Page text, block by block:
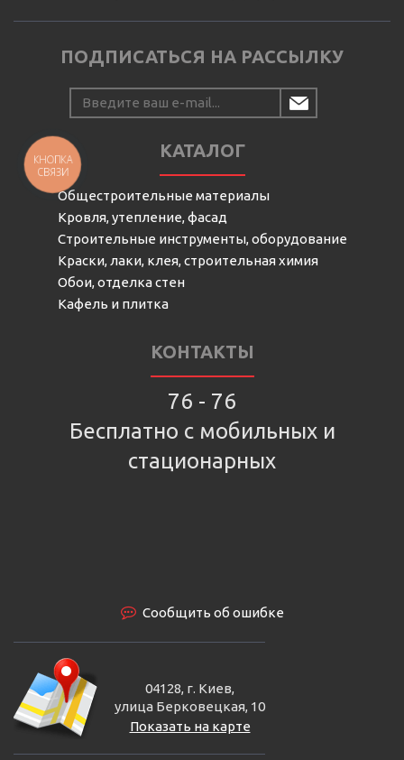
ПОДПИСАТЬСЯ НА РАССЫЛКУ
КАТАЛОГ
Общестроительные материалы
Кровля, утепление, фасад
Строительные инструменты, оборудование
Краски, лаки, клея, строительная химия
Обои, отделка стен
Кафель и плитка
КОНТАКТЫ
76 - 76
Бесплатно с мобильных и
стационарных
Сообщить об ошибке
04128, г. Киев,
улица Берковецкая, 10
Показать на карте
КНОПКА
СВЯЗИ